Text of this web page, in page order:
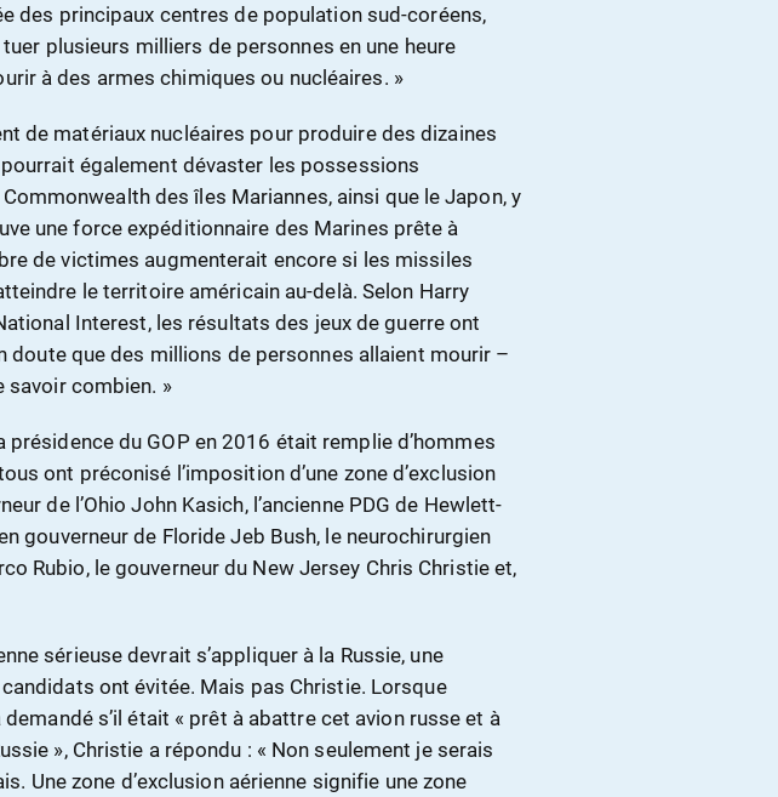
des principaux centres de population sud-coréens,
plusieurs milliers de personnes en une heure
à des armes chimiques ou nucléaires. »
de matériaux nucléaires pour produire des dizaines
également dévaster les possessions
des îles Mariannes, ainsi que le Japon, y
une force expéditionnaire des Marines prête à
de victimes augmenterait encore si les missiles
le territoire américain au-delà. Selon Harry
Interest, les résultats des jeux de guerre ont
doute que des millions de personnes allaient mourir –
savoir combien. »
du GOP en 2016 était remplie d’hommes
ont préconisé l’imposition d’une zone d’exclusion
de l’Ohio John Kasich, l’ancienne PDG de Hewlett-
gouverneur de Floride Jeb Bush, le neurochirurgien
Rubio, le gouverneur du New Jersey Chris Christie et,
sérieuse devrait s’appliquer à la Russie, une
ont évitée. Mais pas Christie. Lorsque
s’il était « prêt à abattre cet avion russe et à
», Christie a répondu : « Non seulement je serais
Une zone d’exclusion aérienne signifie une zone